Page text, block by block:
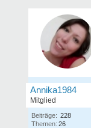
Annika1984
Mitglied
Beiträge: 228
Themen: 26